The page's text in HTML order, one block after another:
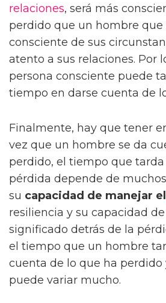
relaciones, será más
perdido que un hombre que
consciente de sus
atento a sus relaciones. Por
persona consciente puede
tiempo en darse cuenta de
Finalmente, hay que tener
vez que un hombre se da
perdido, el tiempo que
pérdida depende de
su capacidad de manejar el
resiliencia y su capacidad
significado detrás de la
el tiempo que un hombre
cuenta de lo que ha perdido
puede variar mucho.